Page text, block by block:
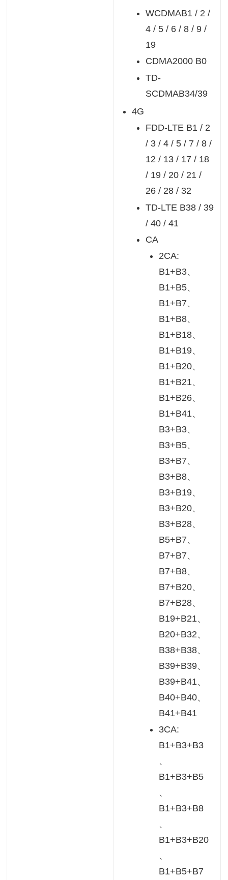
WCDMAB1 / 2 /
4 / 5 / 6 / 8 / 9 /
19
CDMA2000 B0
TD-
SCDMAB34/39
4G
FDD-LTE B1 / 2
/ 3 / 4 / 5 / 7 / 8 /
12 / 13 / 17 / 18
/ 19 / 20 / 21 /
26 / 28 / 32
TD-LTE B38 / 39
/ 40 / 41
CA
2CA:
B1+B3、
B1+B5、
B1+B7、
B1+B8、
B1+B18、
B1+B19、
B1+B20、
B1+B21、
B1+B26、
B1+B41、
B3+B3、
B3+B5、
B3+B7、
B3+B8、
B3+B19、
B3+B20、
B3+B28、
B5+B7、
B7+B7、
B7+B8、
B7+B20、
B7+B28、
B19+B21、
B20+B32、
B38+B38、
B39+B39、
B39+B41、
B40+B40、
B41+B41
3CA:
B1+B3+B3
、
B1+B3+B5
、
B1+B3+B8
、
B1+B3+B20
、
B1+B5+B7